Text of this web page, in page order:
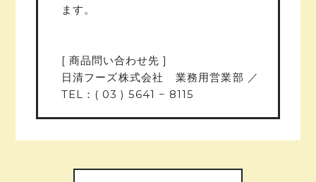
ます。
[ 商品問い合わせ先 ]
日清フーズ株式会社 業務用営業部 ／
TEL：( 03 ) 5641 − 8115